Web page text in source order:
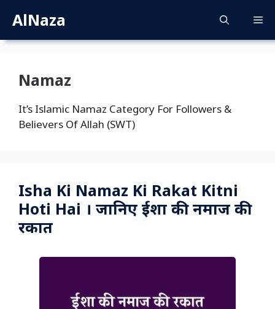
content
AlNaza
Namaz
It’s Islamic Namaz Category For Followers &
Believers Of Allah (SWT)
Isha Ki Namaz Ki Rakat Kitni
Hoti Hai । जानिए ईशा की नमाज की
रकात